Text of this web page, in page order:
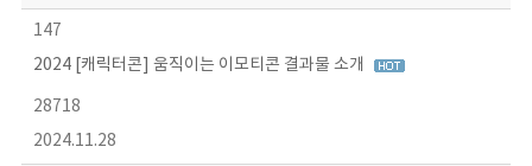
147
2024 [캐릭터콘] 움직이는 이모티콘 결과물 소개
28718
2024.11.28